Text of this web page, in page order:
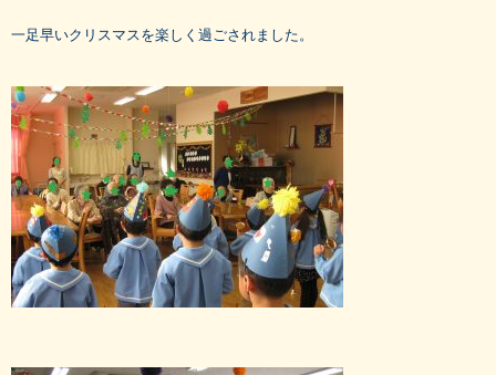
一足早いクリスマスを楽しく過ごされました。